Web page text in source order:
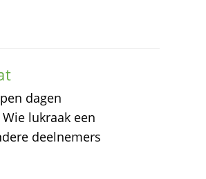
dagen
lukraak een
deelnemers